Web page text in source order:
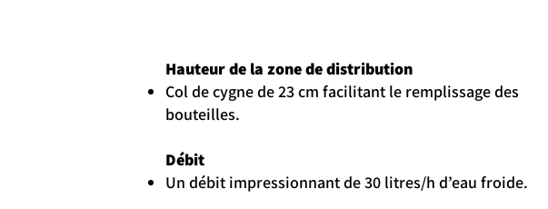
Hauteur de la zone de distribution
Col de cygne de 23 cm facilitant le remplissage des
bouteilles.
Débit
Un débit impressionnant de 30 litres/h d’eau froide.